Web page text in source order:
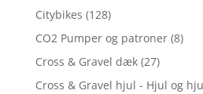
Citybikes (128)
CO2 Pumper og patroner (8)
Cross & Gravel dæk (27)
Cross & Gravel hjul - Hjul og